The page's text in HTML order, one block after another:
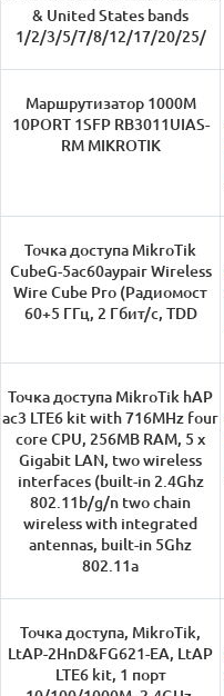
& United States bands
1/2/3/5/7/8/12/17/20/25/
Маршрутизатор 1000M
10PORT 1SFP RB3011UIAS-
RM MIKROTIK
Точка доступа MikroTik
CubeG-5ac60aypair Wireless
Wire Cube Pro (Радиомост
60+5 ГГц, 2 Гбит/с, TDD
Точка доступа MikroTik hAP
ac3 LTE6 kit with 716MHz four
core CPU, 256MB RAM, 5 x
Gigabit LAN, two wireless
interfaces (built-in 2.4Ghz
802.11b/g/n two chain
wireless with integrated
antennas, built-in 5Ghz
802.11a
Точка доступа, MikroTik,
LtAP-2HnD&FG621-EA, LtAP
LTE6 kit, 1 порт